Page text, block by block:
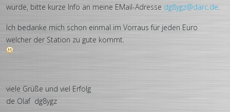
wurde, bitte kurze Info an meine EMail-Adresse dg8ygz@darc.de.
Ich bedanke mich schon einmal im Vorraus für jeden Euro
welcher der Station zu gute kommt.
viele Grüße und viel Erfolg
de Olaf dg8ygz